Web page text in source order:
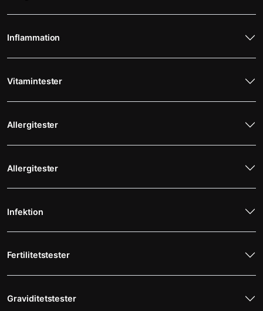
Inflammation
Vitamintester
Allergitester
Allergitester
Infektion
Fertilitetstester
Graviditetstester